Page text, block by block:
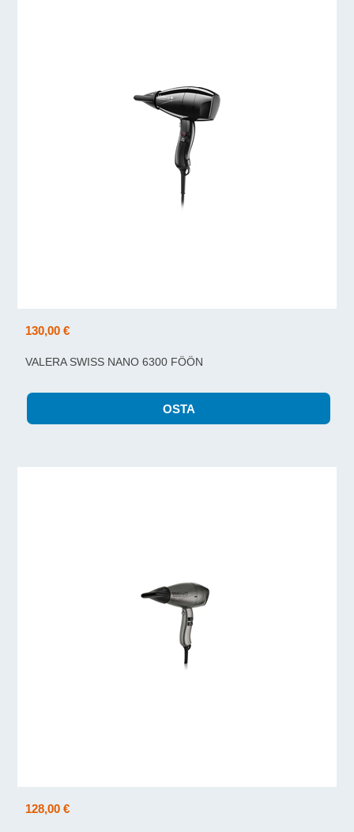
130,00 €
VALERA SWISS NANO 6300 FÖÖN
128,00 €